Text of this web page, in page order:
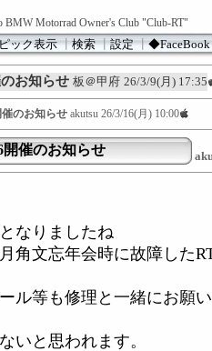
BMW Motorrad Owner's Club "Club-RT"
ック表示┃検索┃設定┃◆FaceBook
お知らせ 板＠甲府 26/3/9(月) 17:35
のお知らせ akutsu 26/3/16(月) 10:00
開催のお知らせ
なりましたね
角文忘年会時に故障した
ル等も修理と一緒にお願
いと思われます。